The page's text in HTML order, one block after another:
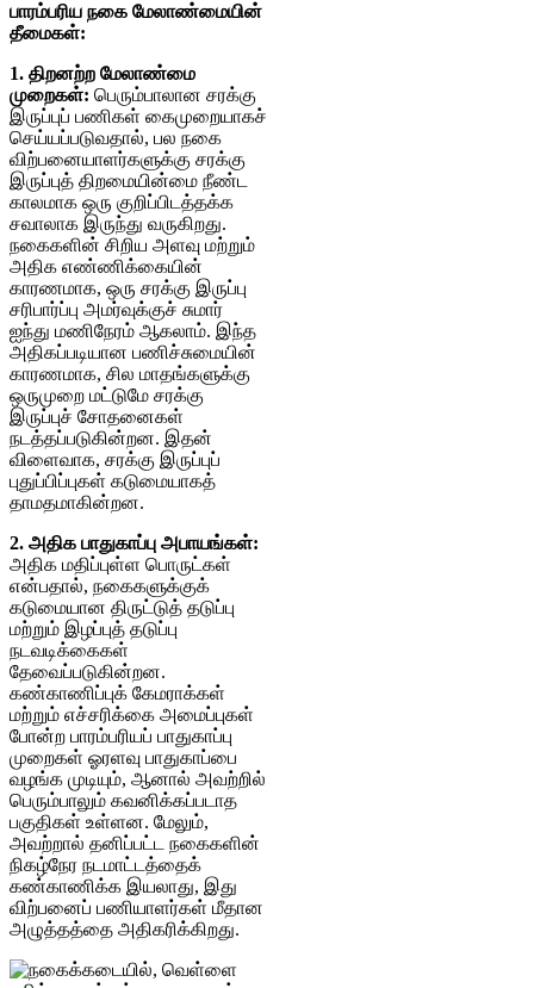
பாரம்பரிய நகை மேலாண்மையின்
தீமைகள்:
1. திறனற்ற மேலாண்மை
முறைகள்: பெரும்பாலான சரக்கு
இருப்புப் பணிகள் கைமுறையாகச்
செய்யப்படுவதால், பல நகை
விற்பனையாளர்களுக்கு சரக்கு
இருப்புத் திறமையின்மை நீண்ட
காலமாக ஒரு குறிப்பிடத்தக்க
சவாலாக இருந்து வருகிறது.
நகைகளின் சிறிய அளவு மற்றும்
அதிக எண்ணிக்கையின்
காரணமாக, ஒரு சரக்கு இருப்பு
சரிபார்ப்பு அமர்வுக்குச் சுமார்
ஐந்து மணிநேரம் ஆகலாம். இந்த
அதிகப்படியான பணிச்சுமையின்
காரணமாக, சில மாதங்களுக்கு
ஒருமுறை மட்டுமே சரக்கு
இருப்புச் சோதனைகள்
நடத்தப்படுகின்றன. இதன்
விளைவாக, சரக்கு இருப்புப்
புதுப்பிப்புகள் கடுமையாகத்
தாமதமாகின்றன.
2. அதிக பாதுகாப்பு அபாயங்கள்:
அதிக மதிப்புள்ள பொருட்கள்
என்பதால், நகைகளுக்குக்
கடுமையான திருட்டுத் தடுப்பு
மற்றும் இழப்புத் தடுப்பு
நடவடிக்கைகள்
தேவைப்படுகின்றன.
கண்காணிப்புக் கேமராக்கள்
மற்றும் எச்சரிக்கை அமைப்புகள்
போன்ற பாரம்பரியப் பாதுகாப்பு
முறைகள் ஓரளவு பாதுகாப்பை
வழங்க முடியும், ஆனால் அவற்றில்
பெரும்பாலும் கவனிக்கப்படாத
பகுதிகள் உள்ளன. மேலும்,
அவற்றால் தனிப்பட்ட நகைகளின்
நிகழ்நேர நடமாட்டத்தைக்
கண்காணிக்க இயலாது, இது
விற்பனைப் பணியாளர்கள் மீதான
அழுத்தத்தை அதிகரிக்கிறது.